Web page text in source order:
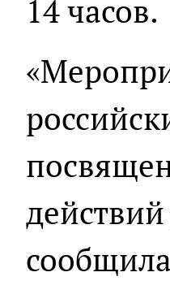
14 часов.